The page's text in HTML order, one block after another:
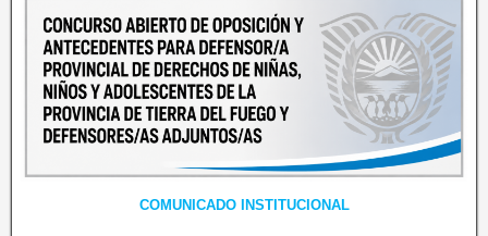
COMUNICADO INSTITUCIONAL